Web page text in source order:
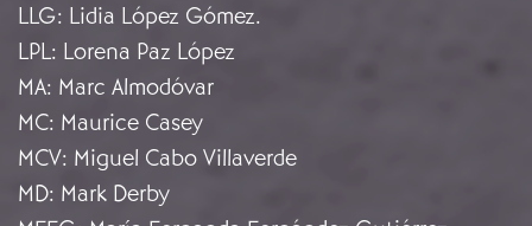
LLG: Lidia López Gómez.
LPL: Lorena Paz López
MA: Marc Almodóvar
MC: Maurice Casey
MCV: Miguel Cabo Villaverde
MD: Mark Derby